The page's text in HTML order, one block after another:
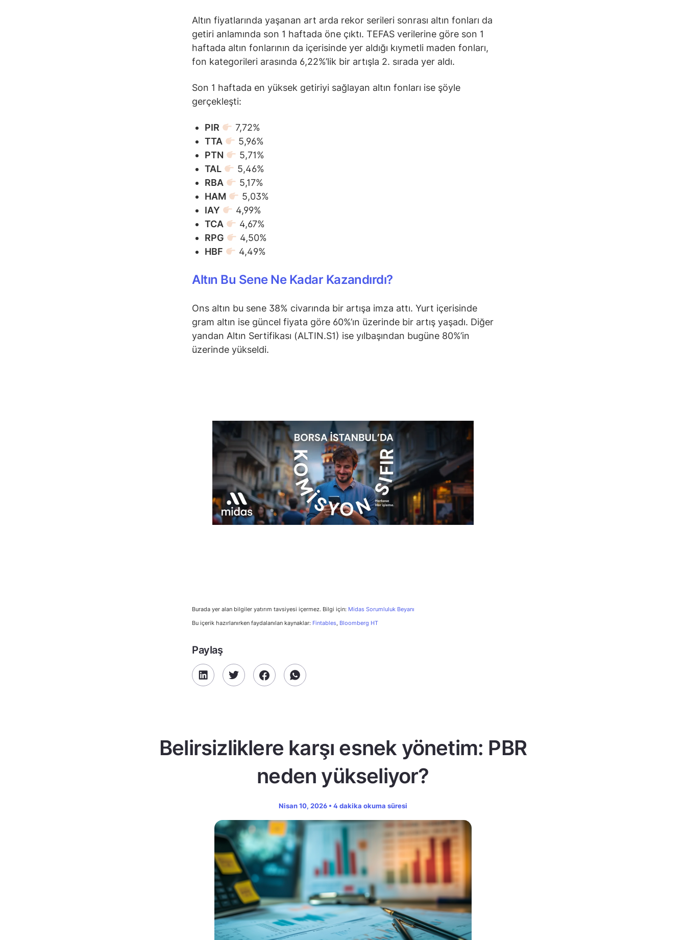
Altın fiyatlarında yaşanan art arda rekor serileri sonrası altın fonları da
getiri anlamında son 1 haftada öne çıktı. TEFAS verilerine göre son 1
haftada altın fonlarının da içerisinde yer aldığı kıymetli maden fonları,
fon kategorileri arasında 6,22%’lik bir artışla 2. sırada yer aldı.
Son 1 haftada en yüksek getiriyi sağlayan altın fonları ise şöyle
gerçekleşti:
PIR
7,72%
TTA
5,96%
PTN
5,71%
TAL
5,46%
RBA
5,17%
HAM
5,03%
IAY
4,99%
TCA
4,67%
RPG
4,50%
HBF
4,49%
Altın Bu Sene Ne Kadar Kazandırdı?
Ons altın bu sene 38% civarında bir artışa imza attı. Yurt içerisinde
gram altın ise güncel fiyata göre 60%’ın üzerinde bir artış yaşadı. Diğer
yandan Altın Sertifikası (ALTIN.S1) ise yılbaşından bugüne 80%’in
üzerinde yükseldi.
Burada yer alan bilgiler yatırım tavsiyesi içermez. Bilgi için: Midas Sorumluluk Beyanı
Bu içerik hazırlanırken faydalanılan kaynaklar: Fintables, Bloomberg HT
Paylaş
Belirsizliklere karşı esnek yönetim: PBR
neden yükseliyor?
Nisan 10, 2026 • 4 dakika okuma süresi